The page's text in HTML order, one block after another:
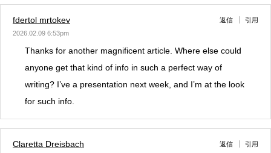
fdertol mrtokev
2026.02.09 6:53pm
返信 引用
Thanks for another magnificent article. Where else could
anyone get that kind of info in such a perfect way of
writing? I’ve a presentation next week, and I’m at the look
for such info.
Claretta Dreisbach 返信 引用